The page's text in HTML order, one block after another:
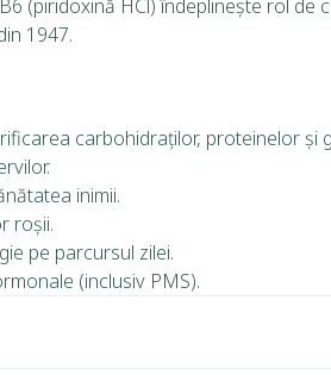
(piridoxină HCl) îndeplinește rol
1947.
carbohidraților, proteinelor și
inimii.
roșii.
pe parcursul zilei.
(inclusiv PMS).